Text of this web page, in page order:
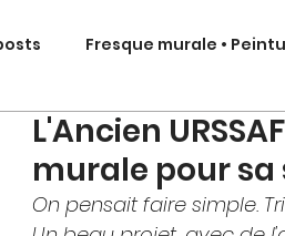
Fresque murale •
Signalétique • Éxtérieur
murale • Impression adhésif
L'Ancien
murale pour sa
On pensait faire simple.